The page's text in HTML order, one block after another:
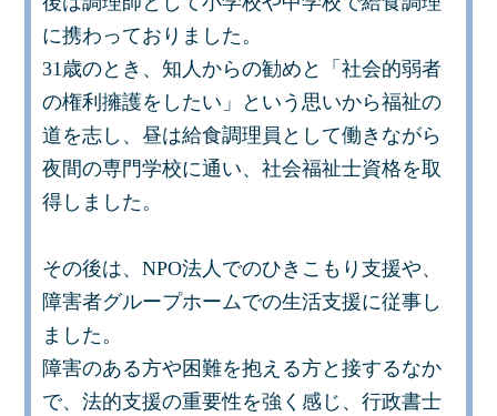
に携わっておりました。
31歳のとき、知人からの勧めと「社会的弱者
の権利擁護をしたい」という思いから福祉の
道を志し、昼は給食調理員として働きながら
夜間の専門学校に通い、社会福祉士資格を取
得しました。
その後は、NPO法人でのひきこもり支援や、
障害者グループホームでの生活支援に従事し
ました。
障害のある方や困難を抱える方と接するなか
で、法的支援の重要性を強く感じ、行政書士